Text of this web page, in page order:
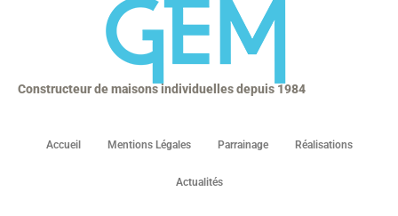
Constructeur de maisons individuelles depuis 1984
Accueil Mentions Légales Parrainage Réalisations
Actualités